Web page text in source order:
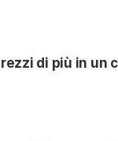
di più in un